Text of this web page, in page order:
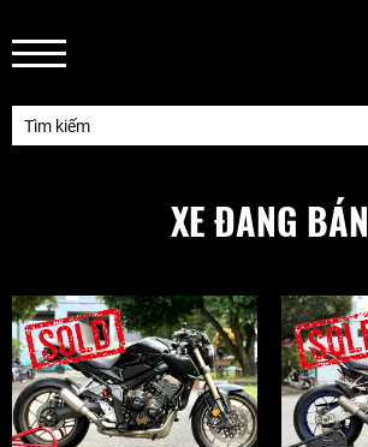
XE ĐANG BÁN